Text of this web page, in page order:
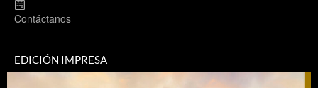
Contáctanos
EDICIÓN IMPRESA